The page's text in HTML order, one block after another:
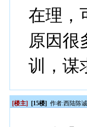
在理，
原因很
训，谋
[楼主] [15楼] 作者:西陆陈诚